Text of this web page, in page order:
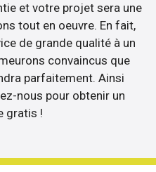
et votre projet sera une
tout en oeuvre. En fait,
de grande qualité à un
convaincus que
parfaitement. Ainsi
nous pour obtenir un
gratis !